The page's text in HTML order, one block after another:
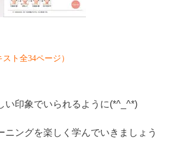
ト全34ページ）
い印象でいられるように(*^_^*)
ニングを楽しく学んでいきましょう